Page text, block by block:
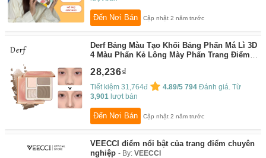
Đến Nơi Bán Cập nhật 2 năm trước
Derf Bảng Màu Tạo Khối Bảng Phấn Má Lì 3D
4 Màu Phấn Kẻ Lông Mày Phấn Trang Điểm
By:Derf Store
28,236
Tiết kiệm 31,764đ 4.89/5 794 Đánh giá. Từ
3,901 lượt bán
Đến Nơi Bán Cập nhật 2 năm trước
VEECCI điểm nổi bật của trang điểm chuyên
nghiệp
By:VEECCI